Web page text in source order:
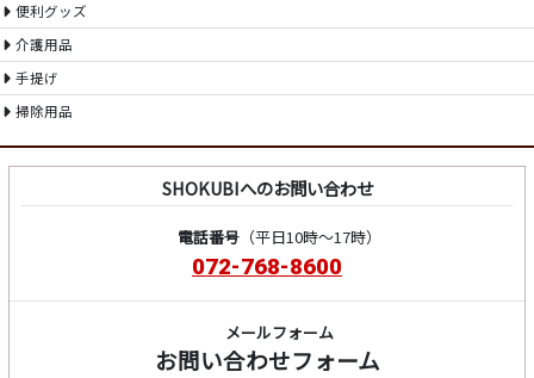
便利グッズ
介護用品
手提げ
掃除用品
SHOKUBIへのお問い合わせ
電話番号（平日10時～17時）
072-768-8600
メールフォーム
お問い合わせフォーム